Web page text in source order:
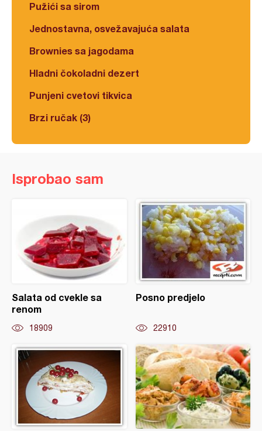
Pužići sa sirom
Jednostavna, osvežavajuća salata
Brownies sa jagodama
Hladni čokoladni dezert
Punjeni cvetovi tikvica
Brzi ručak (3)
Isprobao sam
Salata od cvekle sa
renom
18909
Posno predjelo
22910